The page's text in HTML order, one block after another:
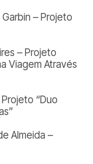
– Projeto
– Projeto
Viagem Através
“Duo
Almeida –